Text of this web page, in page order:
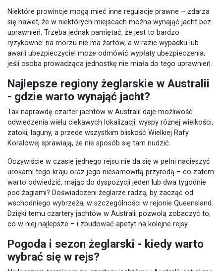
Niektóre prowincje mogą mieć inne regulacje prawne – zdarza
się nawet, że w niektórych miejscach można wynająć jacht bez
uprawnień. Trzeba jednak pamiętać, że jest to bardzo
ryzykowne: na morzu nie ma żartów, a w razie wypadku lub
awarii ubezpieczyciel może odmówić wypłaty ubezpieczenia,
jeśli osoba prowadząca jednostkę nie miała do tego uprawnień.
Najlepsze regiony żeglarskie w Australii
- gdzie warto wynająć jacht?
Tak naprawdę czarter jachtów w Australii daje możliwość
odwiedzenia wielu ciekawych lokalizacji: wyspy różnej wielkości,
zatoki, laguny, a przede wszystkim bliskość Wielkiej Rafy
Koralowej sprawiają, że nie sposób się tam nudzić.
Oczywiście w czasie jednego rejsu nie da się w pełni nacieszyć
urokami tego kraju oraz jego niesamowitą przyrodą – co zatem
warto odwiedzić, mając do dyspozycji jeden lub dwa tygodnie
pod żaglami? Doświadczeni żeglarze radzą, by zacząć od
wschodniego wybrzeża, w szczególności w rejonie Queensland.
Dzięki temu czartery jachtów w Australii pozwolą zobaczyć to,
co w niej najlepsze – i zbudować apetyt na kolejne rejsy.
Pogoda i sezon żeglarski - kiedy warto
wybrać się w rejs?